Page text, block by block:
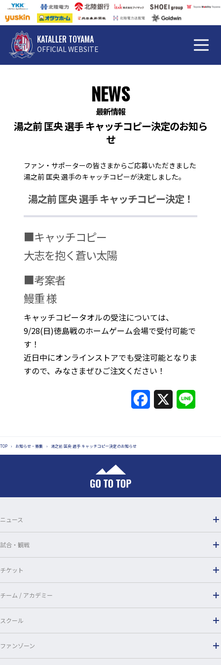
KATALLER TOYAMA
OFFICIAL WEBSITE
NEWS
最新情報
湯之前 匡央 選手 キャッチコピー決定のお知ら
せ
ファン・サポーターの皆さまからご応募いただきました
湯之前 匡央 選手のキャッチコピーが決定しました。
湯之前 匡央 選手 キャッチコピー決定！
■キャッチコピー
大志を抱く蒼い太陽
■考案者
鰻重 様
キャッチコピータオルの受注については、
9/28(日)徳島戦のホームゲーム会場で受付可能で
す！
近日中にオンラインストアでも受注可能となりま
すので、みなさまぜひご注文ください！
e
k
e
TOP › お知らせ・募集 › 湯之前 匡央 選手 キャッチコピー決定のお知らせ
ニュース
試合・観戦
チケット
チーム / アカデミー
スクール
ファンゾーン